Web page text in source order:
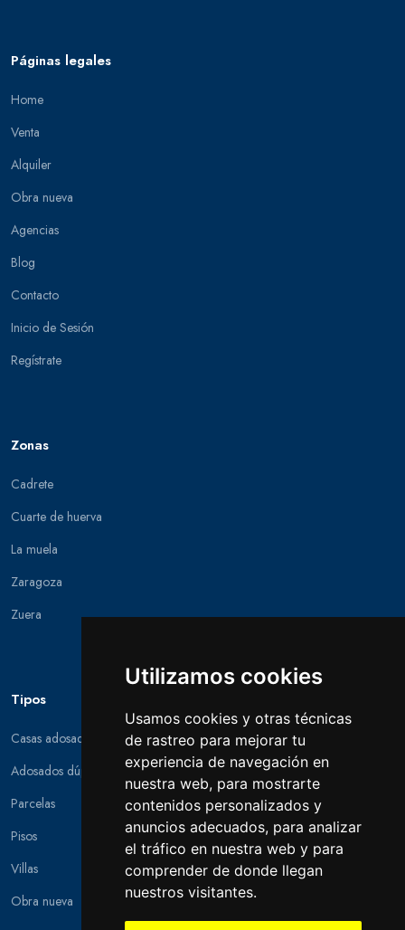
Utilizamos cookies
Usamos cookies y otras técnicas
de rastreo para mejorar tu
experiencia de navegación en
nuestra web, para mostrarte
contenidos personalizados y
anuncios adecuados, para analizar
el tráfico en nuestra web y para
comprender de donde llegan
nuestros visitantes.
Páginas legales
Home
Venta
Alquiler
Obra nueva
Agencias
Blog
Contacto
Inicio de Sesión
Regístrate
Zonas
Cadrete
Cuarte de huerva
La muela
Zaragoza
Zuera
Tipos
Casas adosadas
Adosados dúplex
Parcelas
Pisos
Villas
Obra nueva